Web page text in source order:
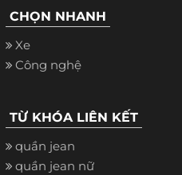
CHỌN NHANH
Xe
Công nghệ
TỪ KHÓA LIÊN KẾT
quần jean
quần jean nữ